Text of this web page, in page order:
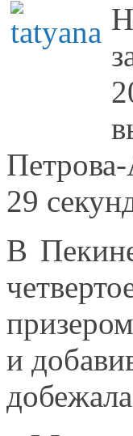
29
В
и
добежала